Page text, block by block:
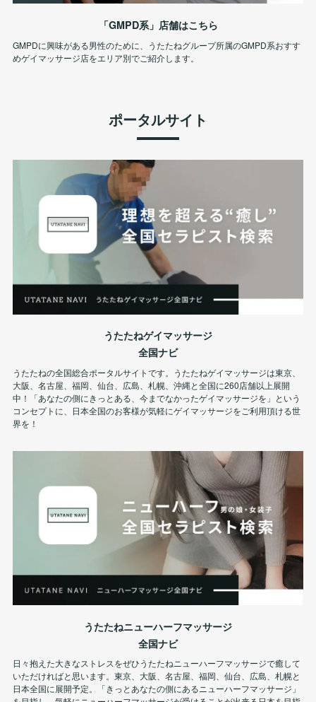
「GMPD系」店舗はこちら
GMPDに興味がある男性のために、うたたねグループ所属のGMPD系おすす
めゲイマッサージ店をエリア別でご紹介します。
ポータルサイト
うたたねゲイマッサージ
全国ナビ
うたたねの全国総合ポータルサイトです。うたたねゲイマッサージは東京、
大阪、名古屋、福岡、仙台、広島、札幌、沖縄と全国に260店舗以上展開
中！「あなたの側にきっとある、今までなかったゲイマッサージを」という
コンセプトに、日本全国のお客様が気軽にゲイマッサージをご利用頂ける世
界を！
うたたねニューハーフマッサージ
全国ナビ
日々抱えた大きなストレスをぜひうたたねニューハーフマッサージで癒して
いただければと思います。東京、大阪、名古屋、福岡、仙台、広島、札幌と
日本全国に展開予定。「きっとあなたの側にあるニューハーフマッサージ」